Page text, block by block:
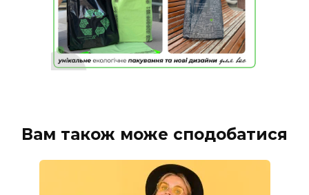
Вам також може сподобатися